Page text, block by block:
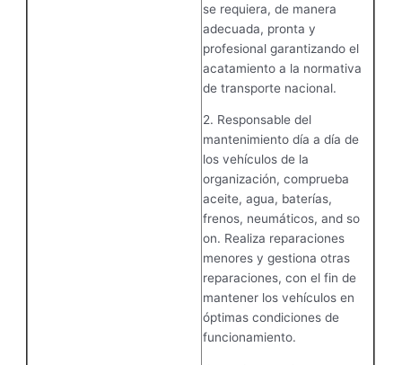
se requiera, de manera
adecuada, pronta y
profesional garantizando el
acatamiento a la normativa
de transporte nacional.
2. Responsable del
mantenimiento día a día de
los vehículos de la
organización, comprueba
aceite, agua, baterías,
frenos, neumáticos, and so
on. Realiza reparaciones
menores y gestiona otras
reparaciones, con el fin de
mantener los vehículos en
óptimas condiciones de
funcionamiento.